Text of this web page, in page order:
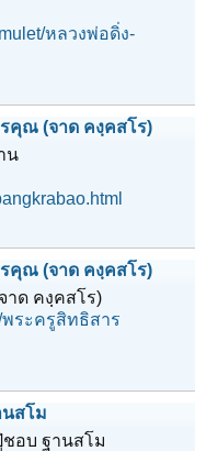
หลวงพ่อดิ่ง-
คุณ (จาด คงฺคสโร)
น
คุณ (จาด คงฺคสโร)
ด คงฺคสโร)
พระครูสิทธิสาร
นสโม
อบ ฐานสโม